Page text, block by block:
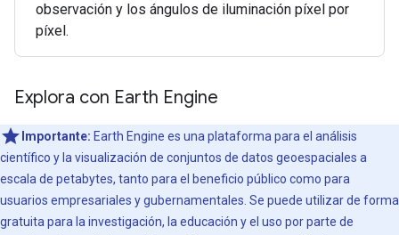
observación y los ángulos de iluminación píxel por
píxel.
Explora con Earth Engine
Importante: Earth Engine es una plataforma para el análisis
científico y la visualización de conjuntos de datos geoespaciales a
escala de petabytes, tanto para el beneficio público como para
usuarios empresariales y gubernamentales. Se puede utilizar de forma
gratuita para la investigación, la educación y el uso por parte de